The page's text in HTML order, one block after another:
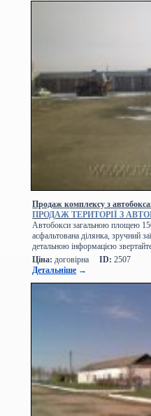
Продаж комплексу з
ПРОДАЖ ТЕРИТОРІЇ З
Автобокси загальною площею
асфальтована ділянка, зручний
детальною інформацією
Ціна: договірна ID: 2507
Детальніше →